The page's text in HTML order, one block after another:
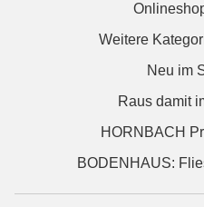
Weitere
Neu im
Raus damit
HORNBACH
BODENHAUS: